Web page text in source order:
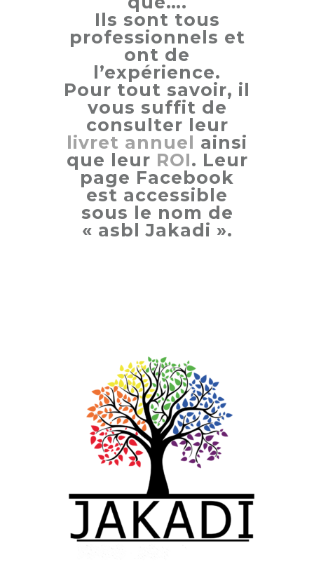
Ils sont tous
professionnels et
ont de
l’expérience.
Pour tout savoir, il
vous suffit de
consulter leur
livret annuel ainsi
que leur ROI. Leur
page Facebook
est accessible
sous le nom de
« asbl Jakadi ».